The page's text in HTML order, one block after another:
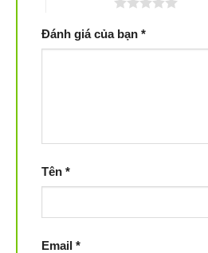
Đánh giá của bạn *
Tên *
Email *